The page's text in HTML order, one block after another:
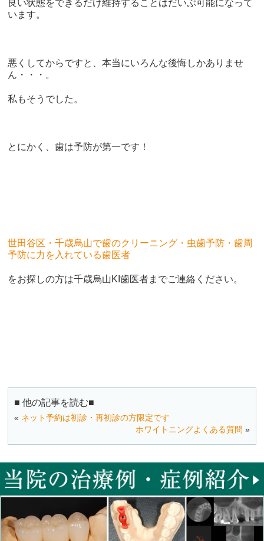
良い状態をできるだけ維持することはだいぶ可能になって
います。
悪くしてからですと、本当にいろんな後悔しかありませ
ん・・・。
私もそうでした。
とにかく、歯は予防が第一です！
世田谷区・千歳烏山で歯のクリーニング・虫歯予防・歯周
予防に力を入れている歯医者
をお探しの方は千歳烏山KI歯医者までご連絡ください。
■ 他の記事を読む■
« ネット予約は初診・再初診の方限定です
ホワイトニングよくある質問 »